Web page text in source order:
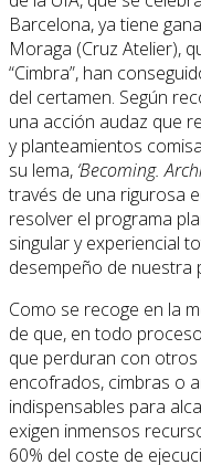
Barcelona, ya tiene
Moraga (Cruz Atelier),
“Cimbra”, han
del certamen. Según
una acción audaz que
y planteamientos
su lema, ‘Becoming.
través de una rigurosa
resolver el programa
singular y experiencial
desempeño de nuestra
Como se recoge en la
de que, en todo
que perduran con
encofrados, cimbras o
indispensables para
exigen inmensos
60% del coste de